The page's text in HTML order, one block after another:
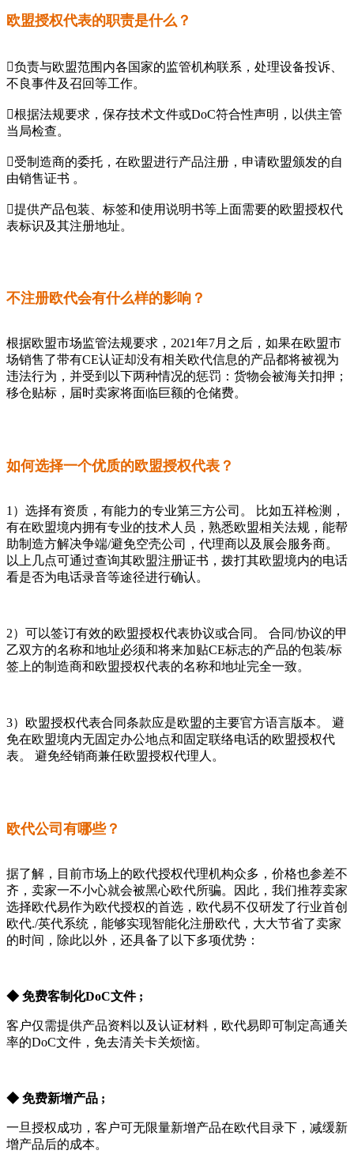
欧盟授权代表的职责是什么？
负责与欧盟范围内各国家的监管机构联系，处理设备投诉、
不良事件及召回等工作。
根据法规要求，保存技术文件或DoC符合性声明，以供主管
当局检查。
受制造商的委托，在欧盟进行产品注册，申请欧盟颁发的自
由销售证书 。
提供产品包装、标签和使用说明书等上面需要的欧盟授权代
表标识及其注册地址。
不注册欧代会有什么样的影响？
根据欧盟市场监管法规要求，2021年7月之后，如果在欧盟市
场销售了带有CE认证却没有相关欧代信息的产品都将被视为
违法行为，并受到以下两种情况的惩罚：货物会被海关扣押；
移仓贴标，届时卖家将面临巨额的仓储费。
如何选择一个优质的欧盟授权代表？
1）选择有资质，有能力的专业第三方公司。 比如五祥检测，
有在欧盟境内拥有专业的技术人员，熟悉欧盟相关法规，能帮
助制造方解决争端/避免空壳公司，代理商以及展会服务商。
以上几点可通过查询其欧盟注册证书，拨打其欧盟境内的电话
看是否为电话录音等途径进行确认。
2）可以签订有效的欧盟授权代表协议或合同。 合同/协议的甲
乙双方的名称和地址必须和将来加贴CE标志的产品的包装/标
签上的制造商和欧盟授权代表的名称和地址完全一致。
3）欧盟授权代表合同条款应是欧盟的主要官方语言版本。 避
免在欧盟境内无固定办公地点和固定联络电话的欧盟授权代
表。 避免经销商兼任欧盟授权代理人。
欧代公司有哪些？
据了解，目前市场上的欧代授权代理机构众多，价格也参差不
齐，卖家一不小心就会被黑心欧代所骗。因此，我们推荐卖家
选择欧代易作为欧代授权的首选，欧代易不仅研发了行业首创
欧代./英代系统，能够实现智能化注册欧代，大大节省了卖家
的时间，除此以外，还具备了以下多项优势：
◆ 免费客制化DoC文件 ;
客户仅需提供产品资料以及认证材料，欧代易即可制定高通关
率的DoC文件，免去清关卡关烦恼。
◆ 免费新增产品 ;
一旦授权成功，客户可无限量新增产品在欧代目录下，减缓新
增产品后的成本。